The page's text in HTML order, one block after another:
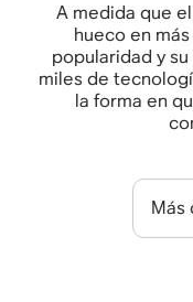
A medida que
hueco en
popularidad y
miles de
la forma en
Más